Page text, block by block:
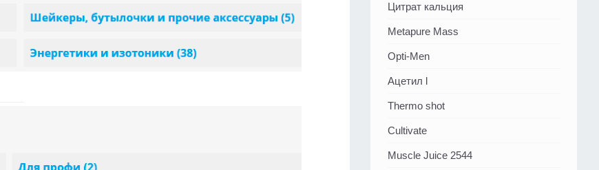
Цитрат кальция
Metapure Mass
Opti-Men
Ацетил l
Thermo shot
Cultivate
Muscle Juice 2544